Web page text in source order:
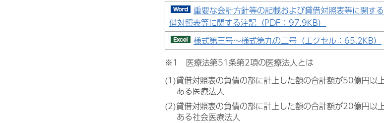
重要な会計方針等の記載および貸借対照表等に関す
借対照表等に関する注記（PDF：97.9KB）
様式第三号～様式第九の二号（エクセル：65.2KB）
※1 医療法第51条第2項の医療法人とは
(1)貸借対照表の負債の部に計上した額の合計額が50億円以
ある医療法人
(2)貸借対照表の負債の部に計上した額の合計額が20億円以
ある社会医療法人